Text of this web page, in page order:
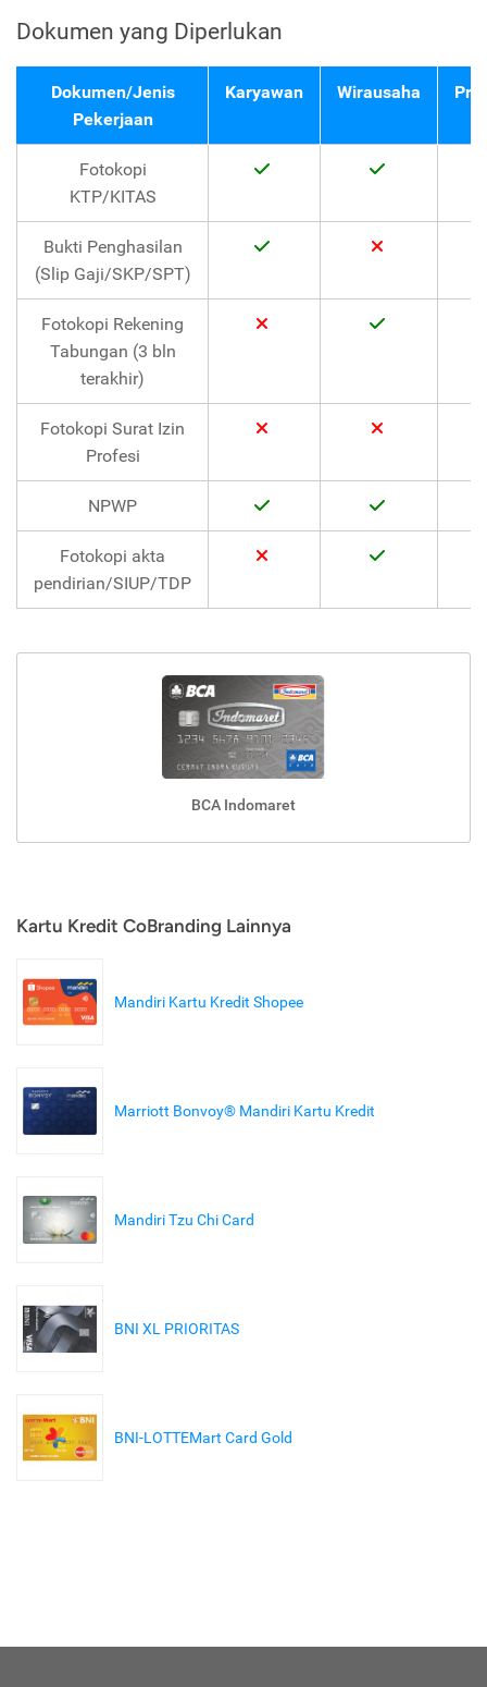
Dokumen yang Diperlukan
Dokumen/Jenis
Pekerjaan
Karyawan Wirausaha
Fotokopi
KTP/KITAS
Bukti Penghasilan
(Slip Gaji/SKP/SPT)
Fotokopi Rekening
Tabungan (3 bln
terakhir)
Fotokopi Surat Izin
Profesi
NPWP
Fotokopi akta
pendirian/SIUP/TDP
BCA Indomaret
Kartu Kredit CoBranding Lainnya
Mandiri Kartu Kredit Shopee
Marriott Bonvoy® Mandiri Kartu Kredit
Mandiri Tzu Chi Card
BNI XL PRIORITAS
BNI-LOTTEMart Card Gold